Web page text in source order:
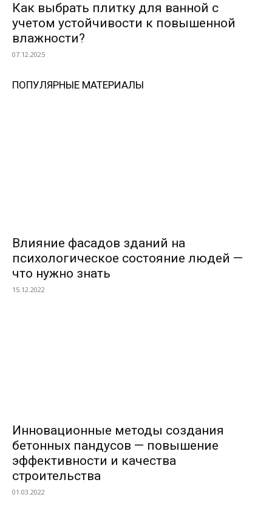
Как выбрать плитку для ванной с
учетом устойчивости к повышенной
влажности?
07.12.2025
ПОПУЛЯРНЫЕ МАТЕРИАЛЫ
Влияние фасадов зданий на
психологическое состояние людей —
что нужно знать
15.12.2022
Инновационные методы создания
бетонных пандусов — повышение
эффективности и качества
строительства
01.03.2022